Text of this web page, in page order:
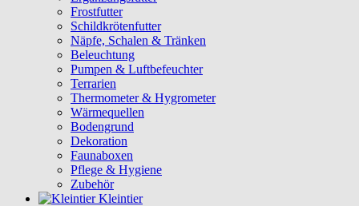
Frostfutter
Schildkrötenfutter
Näpfe, Schalen & Tränken
Beleuchtung
Pumpen & Luftbefeuchter
Terrarien
Thermometer & Hygrometer
Wärmequellen
Bodengrund
Dekoration
Faunaboxen
Pflege & Hygiene
Zubehör
Kleintier